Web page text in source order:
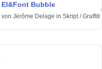
El&Font Bubble
von Jérôme Delage in Skript/Graffiti